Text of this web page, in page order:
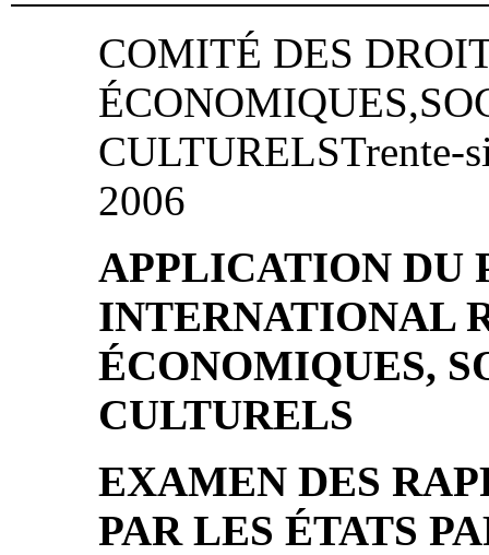
COMITÉ DES
CULTURELSTrente-
2006
APPLICATION DU
INTERNATIONAL
ÉCONOMIQUES,
CULTURELS
EXAMEN DES
PAR LES ÉTATS